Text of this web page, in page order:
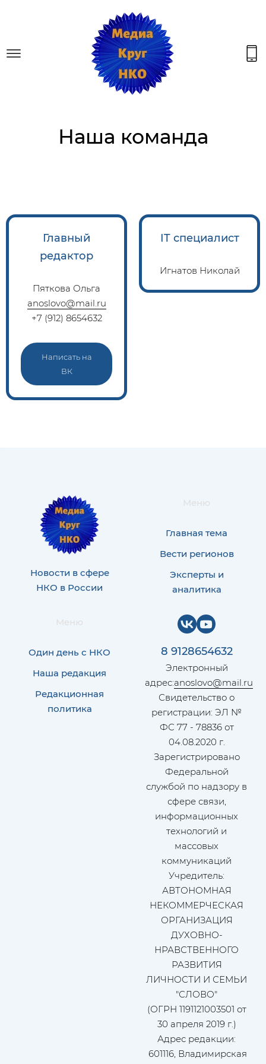
Наша команда
Главный
редактор
Пяткова Ольга
anoslovo@mail.ru
+7 (912) 8654632
Написать на
ВК
IT специалист
Игнатов Николай
Новости в сфере
НКО в России
Меню
Главная тема
Вести регионов
Эксперты и
аналитика
Меню
Один день с НКО
Наша редакция
Редакционная
политика
8 9128654632
Электронный
адрес:anoslovo@mail.ru
Свидетельство о
регистрации: ЭЛ №
ФС 77 - 78836 от
04.08.2020 г.
Зарегистрировано
Федеральной
службой по надзору в
сфере связи,
информационных
технологий и
массовых
коммуникаций
Учредитель:
АВТОНОМНАЯ
НЕКОММЕРЧЕСКАЯ
ОРГАНИЗАЦИЯ
ДУХОВНО-
НРАВСТВЕННОГО
РАЗВИТИЯ
ЛИЧНОСТИ И СЕМЬИ
"СЛОВО"
(ОГРН 1191121003501 от
30 апреля 2019 г.)
Адрес редакции:
601116, Владимирская